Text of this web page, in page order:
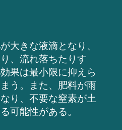
大きな液滴となり、
、流れ落ちたりす
果は最小限に抑えら
う。また、肥料が雨
り、不要な窒素が土
可能性がある。